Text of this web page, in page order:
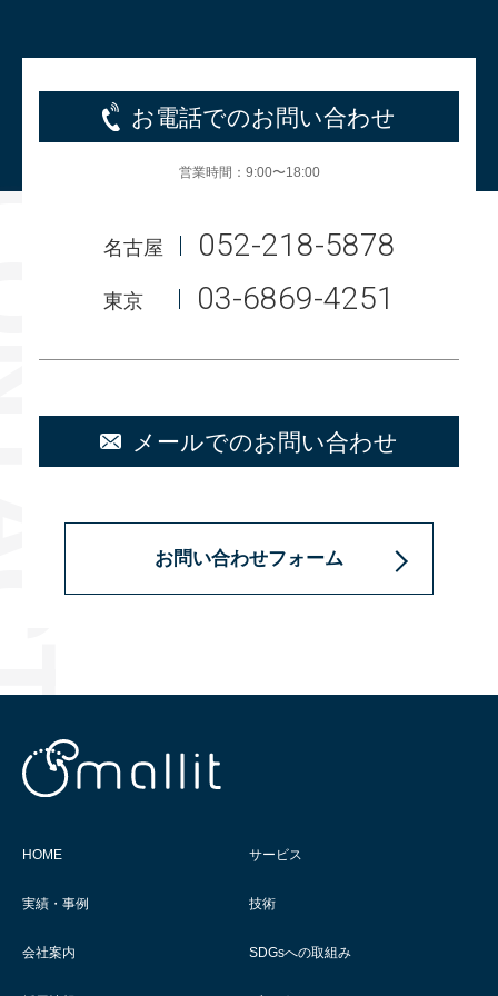
お電話でのお問い合わせ
営業時間：9:00〜18:00
名古屋 052-218-5878
東京 03-6869-4251
メールでのお問い合わせ
お問い合わせフォーム
HOME サービス
実績・事例 技術
会社案内 SDGsへの取組み